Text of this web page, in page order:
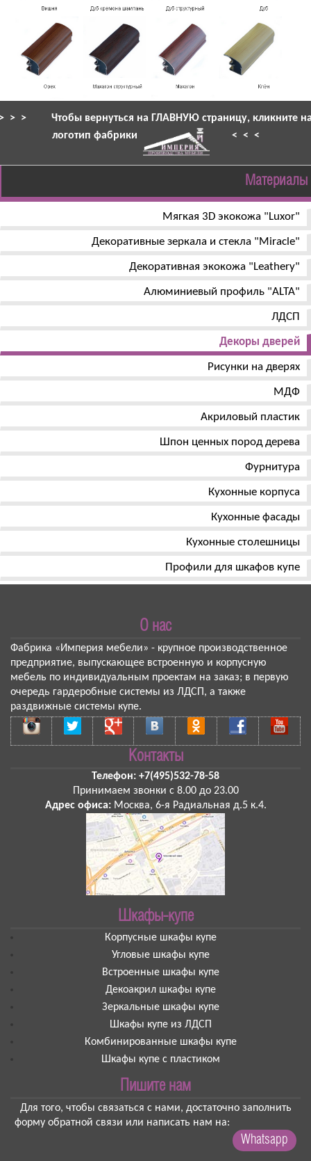
> > Чтобы вернуться на ГЛАВНУЮ страницу, кликните
логотип фабрики
< < <
Материалы
Мягкая 3D экокожа "Luxor"
Декоративные зеркала и стекла "Miracle"
Декоративная экокожа "Leathery"
Алюминиевый профиль "ALTA"
ЛДСП
Декоры дверей
Рисунки на дверях
МДФ
Акриловый пластик
Шпон ценных пород дерева
Фурнитура
Кухонные корпуса
Кухонные фасады
Кухонные столешницы
Профили для шкафов купе
О нас
Фабрика «Империя мебели» - крупное производственное
предприятие, выпускающее встроенную и корпусную
мебель по индивидуальным проектам на заказ; в первую
очередь гардеробные системы из ЛДСП, а также
раздвижные системы купе.
Контакты
Телефон: +7(495)532-78-58
Принимаем звонки с 8.00 до 23.00
Адрес офиса: Москва, 6-я Радиальная д.5 к.4.
Шкафы-купе
Корпусные шкафы купе
Угловые шкафы купе
Встроенные шкафы купе
Декоакрил шкафы купе
Зеркальные шкафы купе
Шкафы купе из ЛДСП
Комбинированные шкафы купе
Шкафы купе с пластиком
Пишите нам
Для того, чтобы связаться с нами, достаточно заполнить
форму обратной связи или написать нам на:
Whatsapp